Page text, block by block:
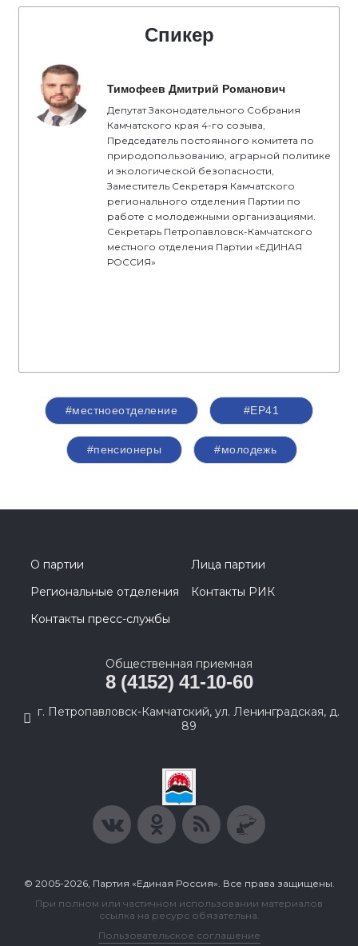
Спикер
Тимофеев Дмитрий Романович
Депутат Законодательного Собрания
Камчатского края 4-го созыва,
Председатель постоянного комитета по
природопользованию, аграрной политике
и экологической безопасности,
Заместитель Секретаря Камчатского
регионального отделения Партии по
работе с молодежными организациями.
Секретарь Петропавловск-Камчатского
местного отделения Партии «ЕДИНАЯ
РОССИЯ»
#местноеотделение #ЕР41
#пенсионеры #молодежь
О партии
Лица партии
Региональные отделения
Контакты РИК
Контакты пресс-службы
Общественная приемная
8 (4152) 41-10-60
г. Петропавловск-Камчатский, ул. Ленинградская, д.
89
© 2005-2026, Партия «Единая Россия». Все права защищены.
При полном или частичном использовании материалов
ссылка на ресурс обязательна.
Пользовательское соглашение